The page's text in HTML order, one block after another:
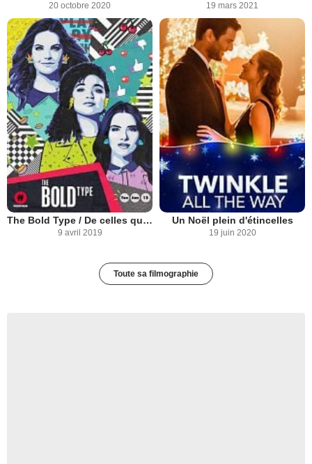
20 octobre 2020 19 mars 2021
The Bold Type / De celles qui osent
9 avril 2019
Un Noël plein d'étincelles
19 juin 2020
Toute sa filmographie